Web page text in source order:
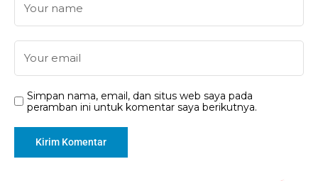
Simpan nama, email, dan situs web saya pada
peramban ini untuk komentar saya berikutnya.